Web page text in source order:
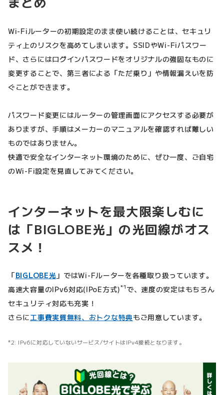
Wi-Fiルーターの初期設定のまま使い続けることは、セキュリ
ティ上のリスクを高めてしまいます。SSIDやWi-Fiパスワー
ド、さらにはログインパスワードをオリジナルの強固なものに
変更することで、第三者による「ただ乗り」や情報漏えいを防
ぐことができます。
パスワード変更にはルーターの管理画面にアクセスする必要が
ありますが、手順はメーカーのマニュアルを確認すれば難しい
ものではありません。
快適で安全なインターネット環境のために、ぜひ一度、ご自宅
のWi-Fi設定を見直してみてください。
インターネットを最大限楽しむに
は「BIGLOBE光」の光回線がオス
スメ！
「BIGLOBE光 」ではWi-Fルーターを各種取り扱っています。
高速大容量のIPv6対応(IPoE方式)*1 で、速度の安定はもちろん
セキュリティ対応も充実！
さらに工事費実質無料、おトクな特典もご用意しています。
IPv6に対応していないサービス/サイトはIPv4接続となります。